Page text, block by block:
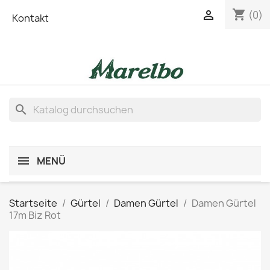
Kontakt shopping_cart (0)

search
MENÜ
Startseite Gürtel Damen Gürtel
Damen Gürtel
17m Biz Rot